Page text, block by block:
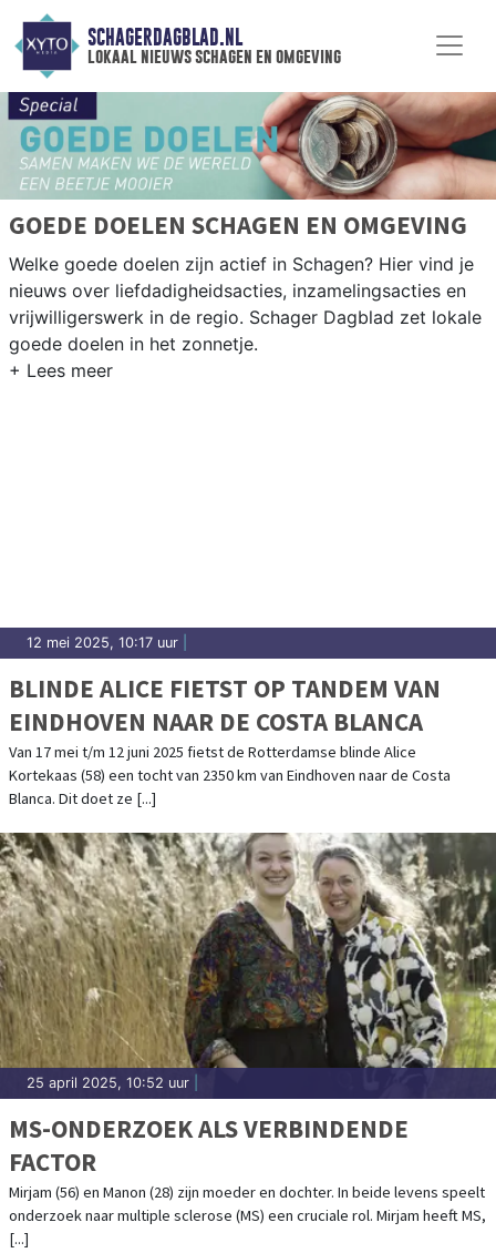
SCHAGERDAGBLAD.NL
lokaal nieuws schagen en omgeving
GOEDE DOELEN SCHAGEN EN OMGEVING
Welke goede doelen zijn actief in Schagen? Hier vind je
nieuws over liefdadigheidsacties, inzamelingsacties en
vrijwilligerswerk in de regio. Schager Dagblad zet lokale
goede doelen in het zonnetje.
12 mei 2025, 10:17 uur
BLINDE ALICE FIETST OP TANDEM VAN
EINDHOVEN NAAR DE COSTA BLANCA
Van 17 mei t/m 12 juni 2025 fietst de Rotterdamse blinde Alice
Kortekaas (58) een tocht van 2350 km van Eindhoven naar de Costa
Blanca. Dit doet ze [...]
25 april 2025, 10:52 uur
MS-ONDERZOEK ALS VERBINDENDE
FACTOR
Mirjam (56) en Manon (28) zijn moeder en dochter. In beide levens speelt
onderzoek naar multiple sclerose (MS) een cruciale rol. Mirjam heeft MS,
[...]